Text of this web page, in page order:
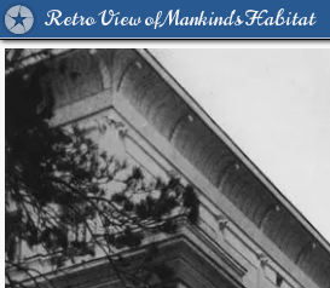
Retro View of Mankind's Habitat